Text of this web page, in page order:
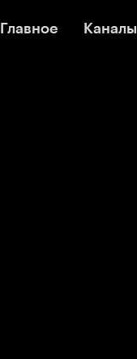
Главное Каналы
Главное Каналы